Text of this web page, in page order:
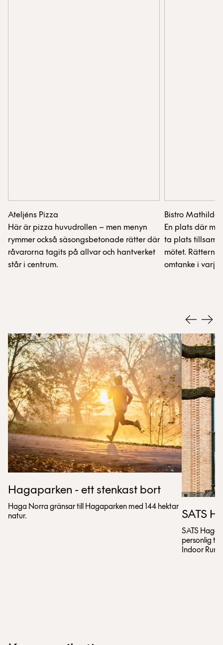
Ateljéns Pizza
Här är pizza huvudrollen – men menyn
rymmer också säsongsbetonade rätter där
råvarorna tagits på allvar och hantverket
står i centrum.
Bistro Mathilda
En plats där
ta plats
mötet. Rätterna
omtanke i varje
Hagaparken - ett stenkast bort
Haga Norra gränsar till Hagaparken med 144 hektar
natur.
SATS
SATS Haga
personlig
Indoor